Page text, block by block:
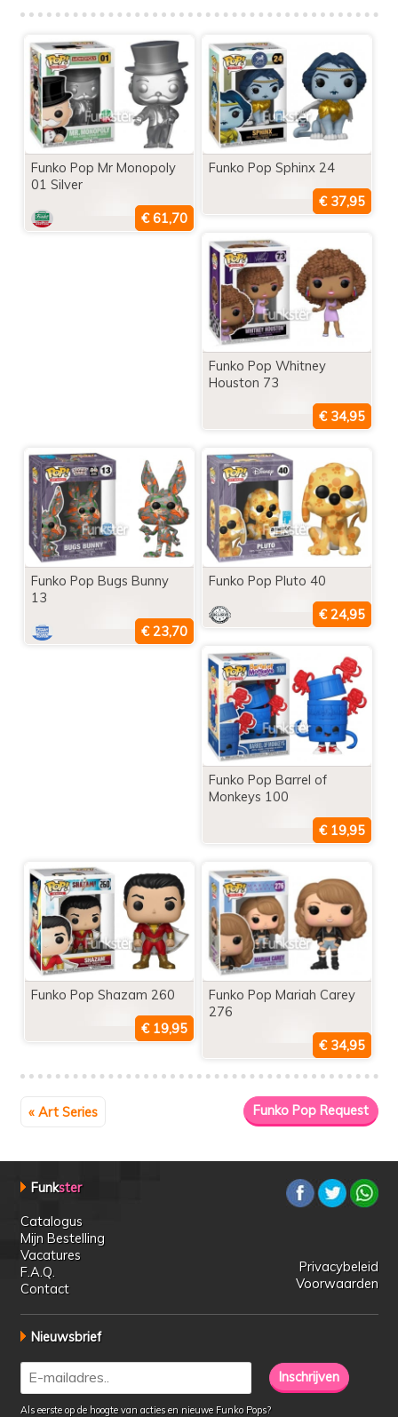
Funko Pop Mr Monopoly
01 Silver
Funko Pop Sphinx 24
Funko Pop Whitney
Houston 73
Funko Pop Bugs Bunny
13
Funko Pop Pluto 40
Funko Pop Barrel of
Monkeys 100
Funko Pop Shazam 260
Funko Pop Mariah Carey
276
« Art Series
Funkster
Catalogus
Mijn Bestelling
Vacatures
F.A.Q.
Contact
Privacybeleid
Voorwaarden
Nieuwsbrief
Als eerste op de hoogte van acties en nieuwe Funko Pops?